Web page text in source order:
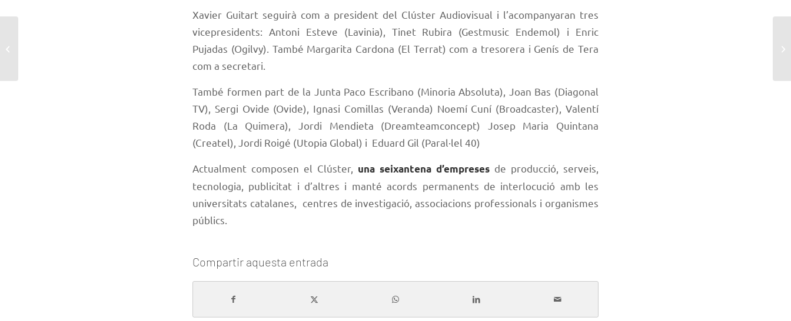
Xavier Guitart seguirà com a president del Clúster Audiovisual i l’acompanyaran tres
vicepresidents: Antoni Esteve (Lavinia), Tinet Rubira (Gestmusic Endemol) i Enric
Pujadas (Ogilvy). També Margarita Cardona (El Terrat) com a tresorera i Genís de Tera
com a secretari.
També formen part de la Junta Paco Escribano (Minoria Absoluta), Joan Bas (Diagonal
TV), Sergi Ovide (Ovide), Ignasi Comillas (Veranda) Noemí Cuní (Broadcaster), Valentí
Roda (La Quimera), Jordi Mendieta (Dreamteamconcept) Josep Maria Quintana
(Createl), Jordi Roigé (Utopia Global) i Eduard Gil (Paral·lel 40)
Actualment composen el Clúster, una seixantena d’empreses de producció, serveis,
tecnologia, publicitat i d’altres i manté acords permanents de interlocució amb les
universitats catalanes, centres de investigació, associacions professionals i organismes
públics.
Compartir aquesta entrada